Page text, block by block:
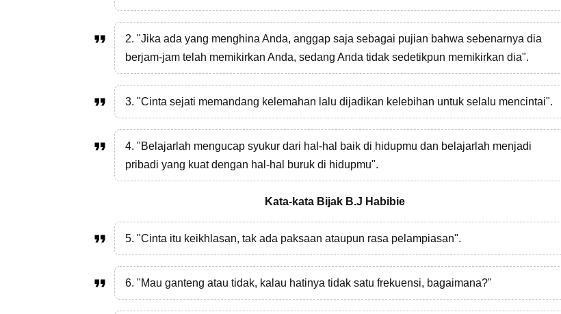
2. "Jika ada yang menghina Anda, anggap saja sebagai pujian bahwa sebenarnya dia
berjam-jam telah memikirkan Anda, sedang Anda tidak sedetikpun memikirkan dia".
3. "Cinta sejati memandang kelemahan lalu dijadikan kelebihan untuk selalu mencintai".
4. "Belajarlah mengucap syukur dari hal-hal baik di hidupmu dan belajarlah menjadi
pribadi yang kuat dengan hal-hal buruk di hidupmu".
Kata-kata Bijak B.J Habibie
5. "Cinta itu keikhlasan, tak ada paksaan ataupun rasa pelampiasan".
6. "Mau ganteng atau tidak, kalau hatinya tidak satu frekuensi, bagaimana?"